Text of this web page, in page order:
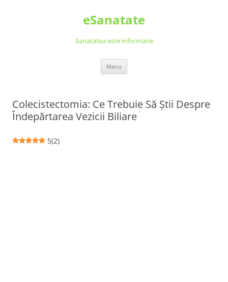
eSanatate
Sanatatea este informatie
Menu
Colecistectomia: Ce Trebuie Să Știi Despre
Îndepărtarea Vezicii Biliare
5(2)